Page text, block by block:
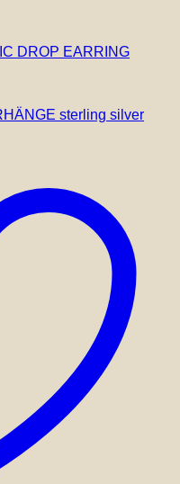
DROP EARRING